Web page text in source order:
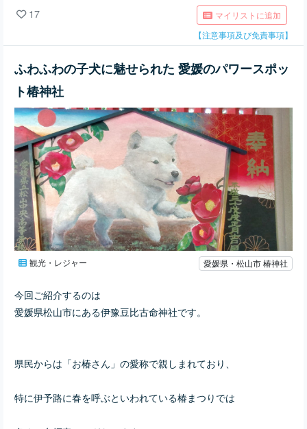
17
マイリストに追加
【注意事項及び免責事項】
ふわふわの子犬に魅せられた 愛媛のパワースポッ
ト椿神社
観光・レジャー 愛媛県・松山市 椿神社
今回ご紹介するのは
愛媛県松山市にある伊豫豆比古命神社です。
県民からは「お椿さん」の愛称で親しまれており、
特に伊予路に春を呼ぶといわれている椿まつりでは